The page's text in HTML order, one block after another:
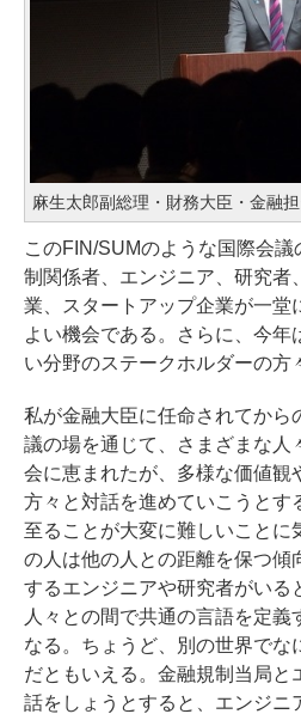
麻生太郎副総理・財務大臣・金融
このFIN/SUMのような国際会
制関係者、エンジニア、研究者
業、スタートアップ企業が一堂
よい機会である。さらに、今年
い分野のステークホルダーの方
私が金融大臣に任命されてから
議の場を通じて、さまざまな人
会に恵まれたが、多様な価値観
方々と対話を進めていこうとす
至ることが大変に難しいことに
の人は他の人との距離を保つ傾
するエンジニアや研究者がいる
人々との間で共通の言語を定義
なる。ちょうど、別の世界でな
だともいえる。金融規制当局と
話をしょうとすると、エンジニ